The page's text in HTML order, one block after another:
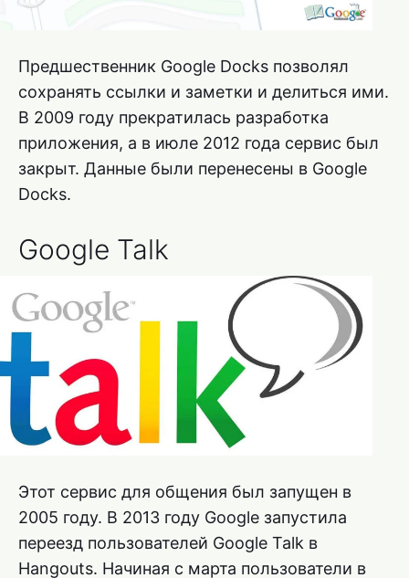
Предшественник Google Docks позволял
сохранять ссылки и заметки и делиться ими.
В 2009 году прекратилась разработка
приложения, а в июле 2012 года сервис был
закрыт. Данные были перенесены в Google
Docks.
Google Talk
Этот сервис для общения был запущен в
2005 году. В 2013 году Google запустила
переезд пользователей Google Talk в
Hangouts. Начиная с марта пользователи в